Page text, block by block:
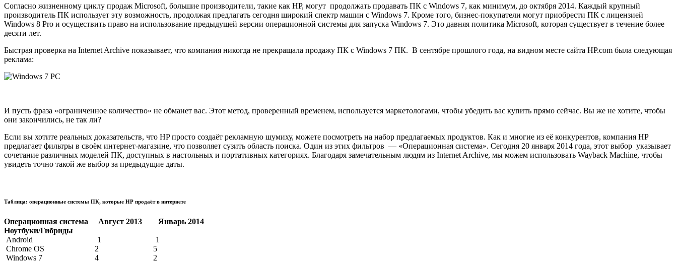
Согласно жизненному циклу продаж Microsoft, большие производители, такие как HP, могут продолжать продавать ПК с Windows 7, как минимум, до октября 2014. Каждый крупный
производитель ПК использует эту возможность, продолжая предлагать сегодня широкий спектр машин с Windows 7. Кроме того, бизнес-покупатели могут приобрести ПК с лицензией
Windows 8 Pro и осуществить право на использование предыдущей версии операционной системы для запуска Windows 7. Это давняя политика Microsoft, которая существует в течение более
десяти лет.
Быстрая проверка на Internet Archive показывает, что компания никогда не прекращала продажу ПК с Windows 7 ПК. В сентябре прошлого года, на видном месте сайта HP.com была следующая
реклама:
И пусть фраза «ограниченное количество» не обманет вас. Этот метод, проверенный временем, используется маркетологами, чтобы убедить вас купить прямо сейчас. Вы же не хотите, чтобы
они закончились, не так ли?
Если вы хотите реальных доказательств, что HP просто создаёт рекламную шумиху, можете посмотреть на набор предлагаемых продуктов. Как и многие из её конкурентов, компания HP
предлагает фильтры в своём интернет-магазине, что позволяет сузить область поиска. Один из этих фильтров — «Операционная система». Сегодня 20 января 2014 года, этот выбор указывает
сочетание различных моделей ПК, доступных в настольных и портативных категориях. Благодаря замечательным людям из Internet Archive, мы можем использовать Wayback Machine, чтобы
увидеть точно такой же выбор за предыдущие даты.
Таблица: операционные системы ПК, которые НР продаёт в интернете
Операционная система Август 2013 Январь 2014
Ноутбуки/Гибриды
Android 1 1
Chrome OS 2 5
Windows 7 4 2